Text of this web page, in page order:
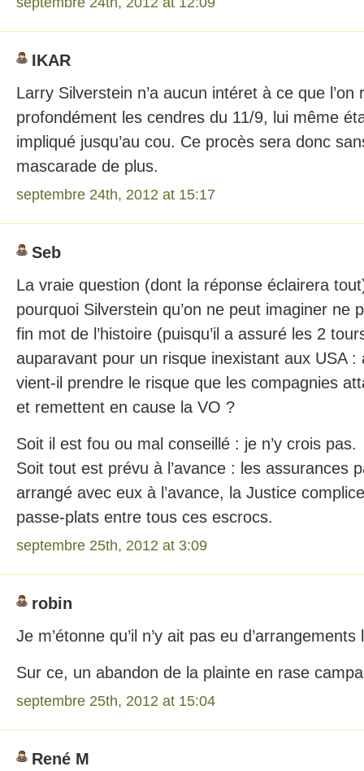
IKAR
Larry Silverstein n’a aucun intéret à ce que l’on
profondément les cendres du 11/9, lui même
impliqué jusqu’au cou. Ce procès sera donc
mascarade de plus.
septembre 24th, 2012 at 15:17
Seb
La vraie question (dont la réponse éclairera
pourquoi Silverstein qu’on ne peut imaginer ne
fin mot de l’histoire (puisqu’il a assuré les 2
auparavant pour un risque inexistant aux USA
vient-il prendre le risque que les compagnies
et remettent en cause la VO ?
Soit il est fou ou mal conseillé : je n’y crois pas.
Soit tout est prévu à l’avance : les assurances
arrangé avec eux à l’avance, la Justice
passe-plats entre tous ces escrocs.
septembre 25th, 2012 at 3:09
robin
Je m’étonne qu’il n’y ait pas eu
Sur ce, un abandon de la plainte en rase
septembre 25th, 2012 at 15:04
René M